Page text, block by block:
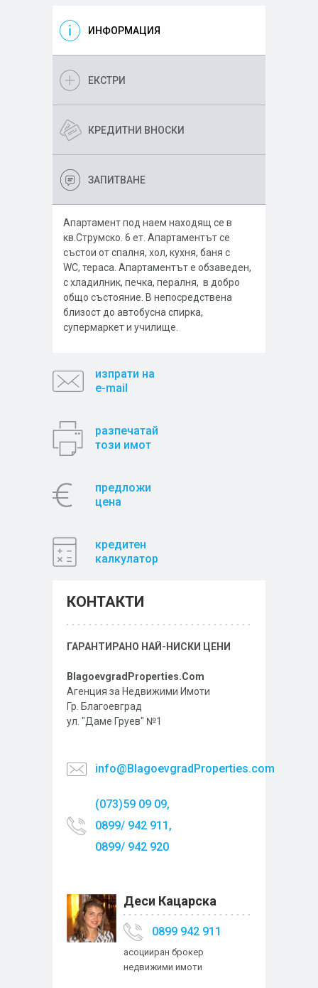
ИНФОРМАЦИЯ
ЕКСТРИ
КРЕДИТНИ ВНОСКИ
ЗАПИТВАНЕ
Апартамент под наем находящ се в
кв.Струмско. 6 ет. Апартаментът се
състои от спалня, хол, кухня, баня с
WC, тераса. Апартаментът е обзаведен,
с хладилник, печка, пералня, в добро
общо състояние. В непосредствена
близост до автобусна спирка,
супермаркет и училище.
изпрати на
e-mail
разпечатай
този имот
предложи
цена
кредитен
калкулатор
КОНТАКТИ
ГАРАНТИРАНО НАЙ-НИСКИ ЦЕНИ
BlagoevgradProperties.Com
Агенция за Недвижими Имоти
Гр. Благоевград
ул. "Даме Груев" №1
info@BlagoevgradProperties.com
(073)59 09 09,
0899/ 942 911,
0899/ 942 920
Деси Кацарска
0899 942 911
асоцииран брокер
недвижими имоти